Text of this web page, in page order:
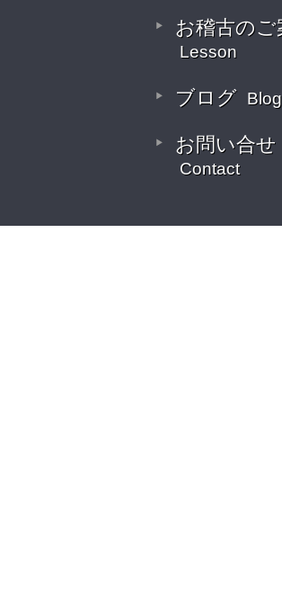
お稽古のご
Lesson
ブログ Blog
お問い合せ
Contact